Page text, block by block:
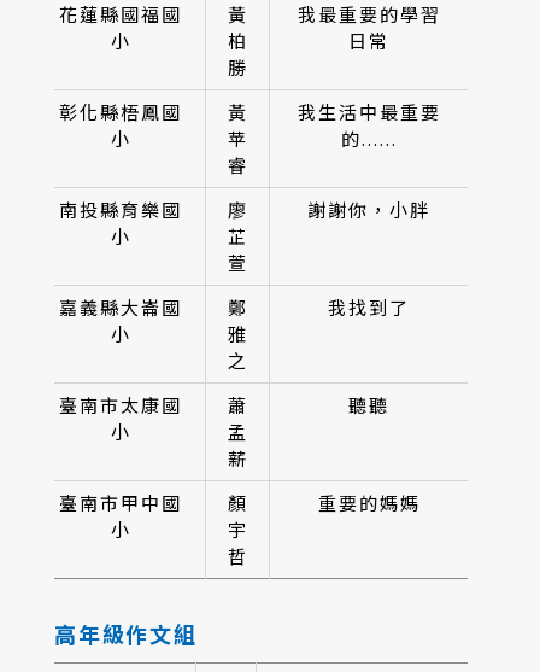
花蓮縣國福國
小
黃
柏
勝
我最重要的學習
日常
彰化縣梧鳳國
小
黃
苹
睿
我生活中最重要
的......
南投縣育樂國
小
廖
芷
萱
謝謝你，小胖
嘉義縣大崙國
小
鄭
雅
之
我找到了
臺南市太康國
小
蕭
孟
薪
聽聽
臺南市甲中國
小
顏
宇
哲
重要的媽媽
高年級作文組